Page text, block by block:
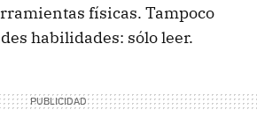
físicas. Tampoco
habilidades: sólo leer.